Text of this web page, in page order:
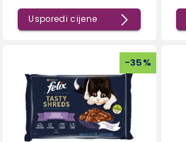
Usporedi cijene
-35%